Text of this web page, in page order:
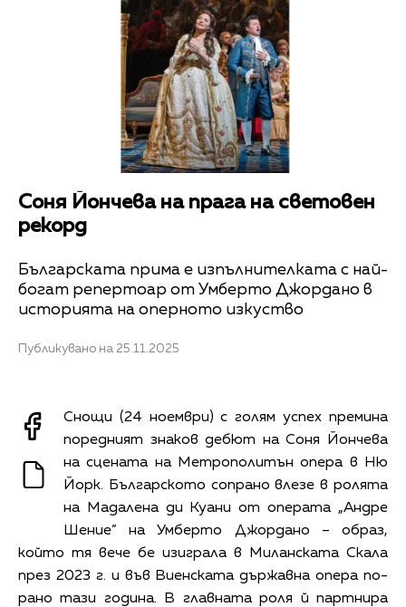
Соня Йончева на прага на световен
рекорд
Българската прима е изпълнителката с най-
богат репертоар от Умберто Джордано в
историята на оперното изкуство
Публикувано на 25.11.2025
Снощи (24 ноември) с голям успех премина
поредният знаков дебют на Соня Йончева
на сцената на Метрополитън опера в Ню
Йорк. Българското сопрано влезе в ролята
на Мадалена ди Куани от операта „Андре
Шение” на Умберто Джордано – образ,
който тя вече бе изиграла в Миланската Скала
през 2023 г. и във Виенската държавна опера по-
рано тази година. В главната роля й партнира